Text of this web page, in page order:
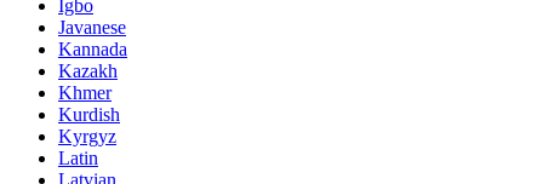
Igbo
Javanese
Kannada
Kazakh
Khmer
Kurdish
Kyrgyz
Latin